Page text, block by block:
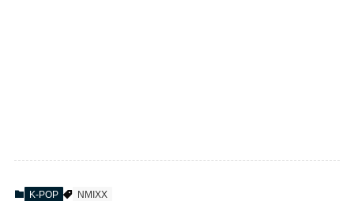
K-POP NMIXX